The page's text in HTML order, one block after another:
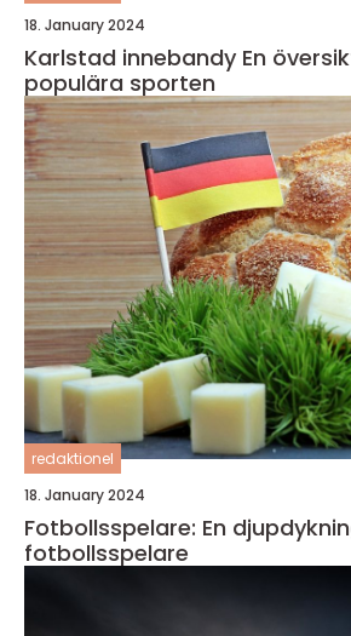
18. January 2024
Karlstad innebandy En översikt av den
populära sporten
redaktionel
18. January 2024
Fotbollsspelare: En
fotbollsspelare